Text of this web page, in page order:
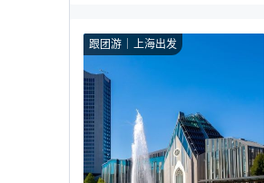
跟团游 上海出发